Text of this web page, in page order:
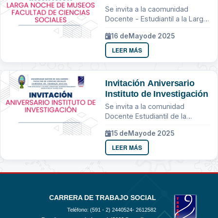
Sociales
Se invita a la caomunidad
Docente - Estudiantil a la Larga
16 deMayode 2025
LEER MÁS
Invitación Aniversario
Instituto de Investigación
Se invita a la comunidad
Docente Estudiantil de la
15 deMayode 2025
LEER MÁS
CARRERA DE TRABAJO SOCIAL
Teléfono: (591 - 2) 2440524- 2612582